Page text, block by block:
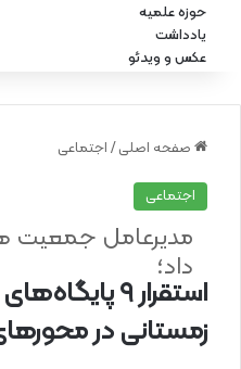
حوزه علمیه
یادداشت
عکس و ویدئو
صفحه اصلی / اجتماعی
اجتماعی
استقرار ۹
زمستانی در
مدیرعامل جمعیت
داد؛